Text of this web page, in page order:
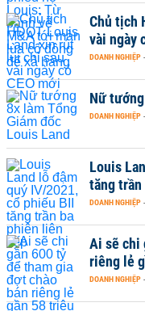
Chủ tịch
vài ngày
DOANH NGHIỆP -
Nữ
DOANH NGHIỆP -
Louis
tăng
DOANH NGHIỆP -
Ai sẽ chi
riêng lẻ
DOANH NGHIỆP -